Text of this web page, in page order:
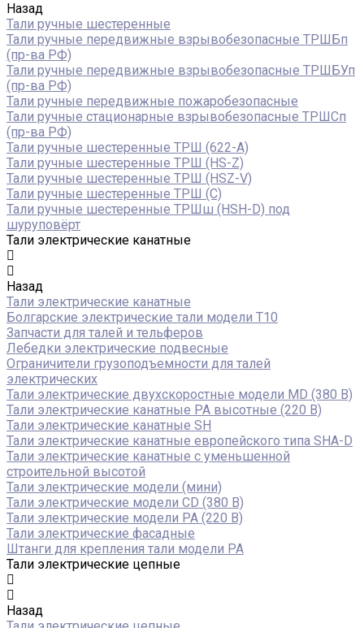
Назад
Тали ручные шестеренные
Тали ручные передвижные взрывобезопасные ТРШБп
(пр-ва РФ)
Тали ручные передвижные взрывобезопасные ТРШБУп
(пр-ва РФ)
Тали ручные передвижные пожаробезопасные
Тали ручные стационарные взрывобезопасные ТРШСп
(пр-ва РФ)
Тали ручные шестеренные ТРШ (622-A)
Тали ручные шестеренные ТРШ (HS-Z)
Тали ручные шестеренные ТРШ (HSZ-V)
Тали ручные шестеренные ТРШ (С)
Тали ручные шестеренные ТРШш (HSH-D) под
шуруповёрт
Тали электрические канатные
Назад
Тали электрические канатные
Болгарские электрические тали модели T10
Запчасти для талей и тельферов
Лебедки электрические подвесные
Ограничители грузоподъемности для талей
электрических
Тали электрические двухскоростные модели MD (380 В)
Тали электрические канатные PA высотные (220 В)
Тали электрические канатные SH
Тали электрические канатные европейского типа SHA-D
Тали электрические канатные с уменьшенной
строительной высотой
Тали электрические модели (мини)
Тали электрические модели CD (380 В)
Тали электрические модели РА (220 В)
Тали электрические фасадные
Штанги для крепления тали модели РА
Тали электрические цепные
Назад